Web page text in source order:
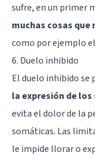
sufre, en un primer
muchas cosas
como por ejemplo
6. Duelo inhibido
El duelo inhibido se
la expresión de
evita el dolor de la
somáticas. Las
le impide llorar o